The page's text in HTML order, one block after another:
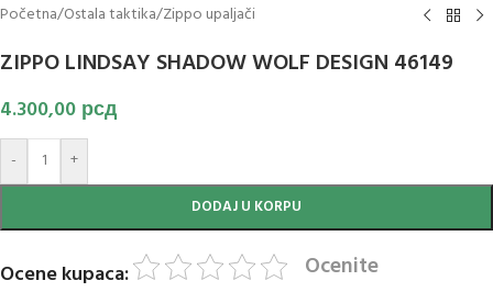
Početna/Ostala taktika/Zippo upaljači
ZIPPO LINDSAY SHADOW WOLF DESIGN 46149
4.300,00 рсд
- +
DODAJ U KORPU
Ocene kupaca: Ocenite